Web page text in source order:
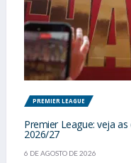
PREMIER LEAGUE
Premier League: veja
2026/27
6 DE AGOSTO DE 2026